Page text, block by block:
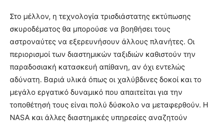
Στο μέλλον, η τεχνολογία τρισδιάστατης εκτύπωσης
σκυροδέματος θα μπορούσε να βοηθήσει τους
αστροναύτες να εξερευνήσουν άλλους πλανήτες. Οι
περιορισμοί των διαστημικών ταξιδιών καθιστούν την
παραδοσιακή κατασκευή απίθανη, αν όχι εντελώς
αδύνατη. Βαριά υλικά όπως οι χαλύβδινες δοκοί και το
μεγάλο εργατικό δυναμικό που απαιτείται για την
τοποθέτησή τους είναι πολύ δύσκολο να μεταφερθούν. Η
NASA και άλλες διαστημικές υπηρεσίες αναζητούν